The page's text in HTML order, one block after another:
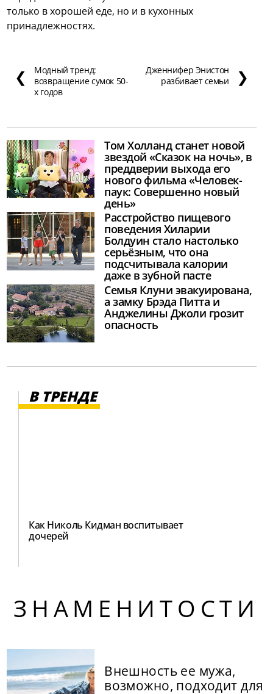
только в хорошей еде, но и в кухонных
принадлежностях.
❮
Модный тренд:
возвращение сумок 50-
х годов
Дженнифер Энистон
разбивает семьи
❯
Том Холланд станет новой
звездой «Сказок на ночь», в
преддверии выхода его
нового фильма «Человек-
паук: Совершенно новый
день»
Расстройство пищевого
поведения Хиларии
Болдуин стало настолько
серьёзным, что она
подсчитывала калории
даже в зубной пасте
Семья Клуни эвакуирована,
а замку Брэда Питта и
Анджелины Джоли грозит
опасность
В ТРЕНДЕ
Как Николь Кидман воспитывает
дочерей
ЗНАМЕНИТОСТИ
Внешность ее мужа,
возможно, подходит для